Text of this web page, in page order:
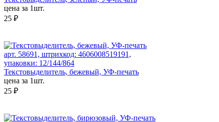
цена за 1шт.
25 ₽
арт. 58691, штрихкод: 4606008519191,
упаковки: 12/144/864
Текстовыделитель, бежевый, УФ-печать
цена за 1шт.
25 ₽